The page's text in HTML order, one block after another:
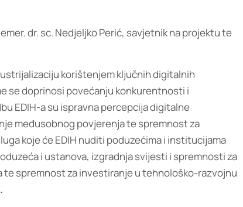
dr. sc. Nedjeljko Perić, savjetnik na projektu te
korištenjem ključnih digitalnih
se doprinosi povećanju konkurentnosti i
EDIH-a su ispravna percepcija digitalne
međusobnog povjerenja te spremnost za
koje će EDIH nuditi poduzećima i institucijama
i ustanova, izgradnja svijesti i spremnosti za
te spremnost za investiranje u tehnološko-razvojnu
.